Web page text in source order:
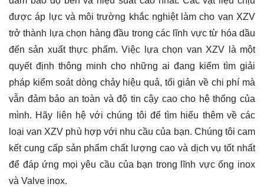
được áp lực và môi trường khắc nghiệt làm cho van XZV
trở thành lựa chọn hàng đầu trong các lĩnh vực từ hóa dầu
đến sản xuất thực phẩm. Việc lựa chọn van XZV là một
quyết định thông minh cho những ai đang kiếm tìm giải
pháp kiểm soát dòng chảy hiệu quả, tối giản về chi phí mà
vẫn đảm bảo an toàn và độ tin cậy cao cho hệ thống của
mình. Hãy
liên hệvới chúng tôi để tìm hiểu thêm về các
loại van XZV phù hợp với nhu cầu của bạn. Chúng tôi cam
kết cung cấp sản phẩm chất lượng cao và dịch vụ tốt nhất
để đáp ứng mọi yêu cầu của bạn trong lĩnh vực ống inox
và Valve inox.